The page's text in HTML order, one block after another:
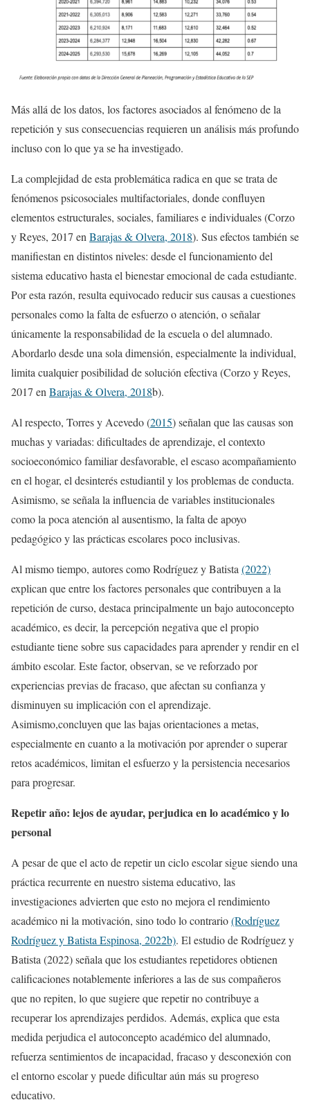
Más allá de los datos, los factores asociados al fenómeno de la
repetición y sus consecuencias requieren un análisis más profundo
incluso con lo que ya se ha investigado.
La complejidad de esta problemática radica en que se trata de
fenómenos psicosociales multifactoriales, donde confluyen
elementos estructurales, sociales, familiares e individuales (Corzo
y Reyes, 2017 en Barajas & Olvera, 2018). Sus efectos también se
manifiestan en distintos niveles: desde el funcionamiento del
sistema educativo hasta el bienestar emocional de cada estudiante.
Por esta razón, resulta equivocado reducir sus causas a cuestiones
personales como la falta de esfuerzo o atención, o señalar
únicamente la responsabilidad de la escuela o del alumnado.
Abordarlo desde una sola dimensión, especialmente la individual,
limita cualquier posibilidad de solución efectiva (Corzo y Reyes,
2017 en Barajas & Olvera, 2018b).
Al respecto, Torres y Acevedo (2015) señalan que las causas son
muchas y variadas: dificultades de aprendizaje, el contexto
socioeconómico familiar desfavorable, el escaso acompañamiento
en el hogar, el desinterés estudiantil y los problemas de conducta.
Asimismo, se señala la influencia de variables institucionales
como la poca atención al ausentismo, la falta de apoyo
pedagógico y las prácticas escolares poco inclusivas.
Al mismo tiempo, autores como Rodríguez y Batista (2022)
explican que entre los factores personales que contribuyen a la
repetición de curso, destaca principalmente un bajo autoconcepto
académico, es decir, la percepción negativa que el propio
estudiante tiene sobre sus capacidades para aprender y rendir en el
ámbito escolar. Este factor, observan, se ve reforzado por
experiencias previas de fracaso, que afectan su confianza y
disminuyen su implicación con el aprendizaje.
Asimismo,concluyen que las bajas orientaciones a metas,
especialmente en cuanto a la motivación por aprender o superar
retos académicos, limitan el esfuerzo y la persistencia necesarios
para progresar.
Repetir año: lejos de ayudar, perjudica en lo académico y lo
personal
A pesar de que el acto de repetir un ciclo escolar sigue siendo una
práctica recurrente en nuestro sistema educativo, las
investigaciones advierten que esto no mejora el rendimiento
académico ni la motivación, sino todo lo contrario(Rodríguez
Rodríguez y Batista Espinosa, 2022b). El estudio de Rodríguez y
Batista (2022) señala que los estudiantes repetidores obtienen
calificaciones notablemente inferiores a las de sus compañeros
que no repiten, lo que sugiere que repetir no contribuye a
recuperar los aprendizajes perdidos. Además, explica que esta
medida perjudica el autoconcepto académico del alumnado,
refuerza sentimientos de incapacidad, fracaso y desconexión con
el entorno escolar y puede dificultar aún más su progreso
educativo.